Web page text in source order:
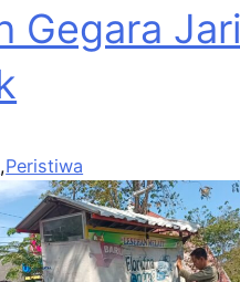
Gegara
,Peristiwa